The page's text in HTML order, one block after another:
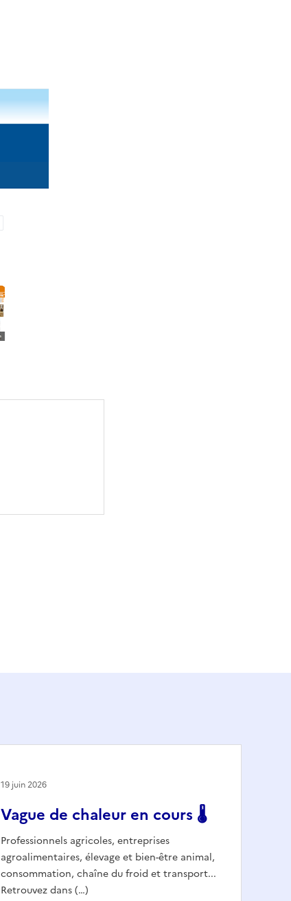
Vague de chaleur en cours 🌡️
Professionnels agricoles, entreprises
agroalimentaires, élevage et bien-être animal,
consommation, chaîne du froid et transport...
Retrouvez dans (…)
19 juin 2026